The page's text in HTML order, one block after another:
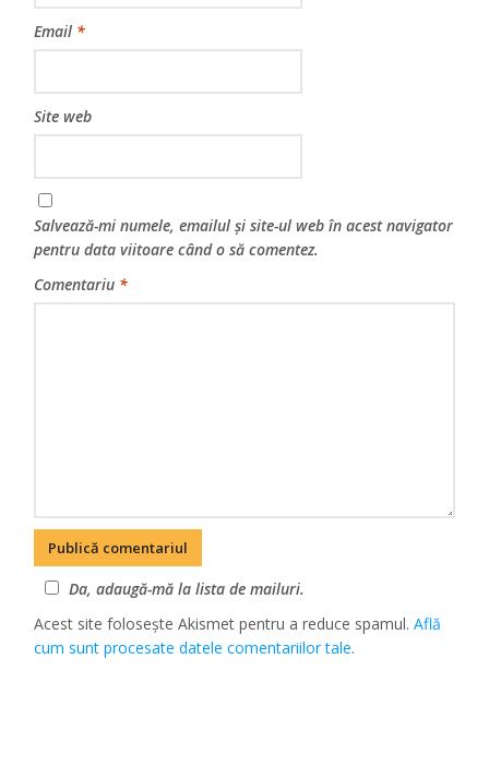
Email *
Site web
Salvează-mi numele, emailul și site-ul web în acest navigator
pentru data viitoare când o să comentez.
Comentariu *
Da, adaugă-mă la lista de mailuri.
Acest site folosește Akismet pentru a reduce spamul.Află
cum sunt procesate datele comentariilor tale.